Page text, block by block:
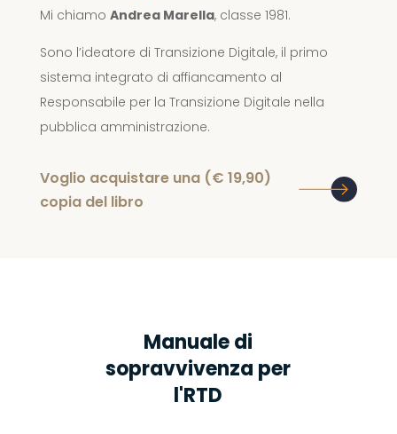
Mi chiamo Andrea Marella, classe 1981.
Sono l’ideatore di Transizione Digitale, il primo
sistema integrato di affiancamento al
Responsabile per la Transizione Digitale nella
pubblica amministrazione.
(19,90 €) Voglio acquistare una
copia del libro
Manuale di
sopravvivenza per
l'RTD